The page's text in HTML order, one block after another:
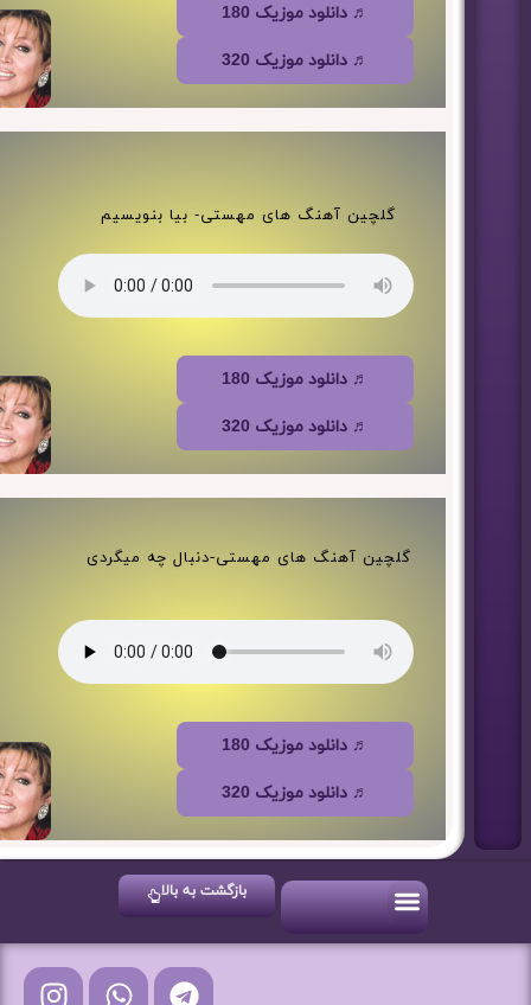
♬ دانلود موزیک 180
♬ دانلود موزیک 320
گلچین آهنگ های مهستی- بیا بنویسیم
♬ دانلود موزیک 180
♬ دانلود موزیک 320
گلچین آهنگ های مهستی-دنبال چه میگردی
♬ دانلود موزیک 180
♬ دانلود موزیک 320
بازگشت به بالا